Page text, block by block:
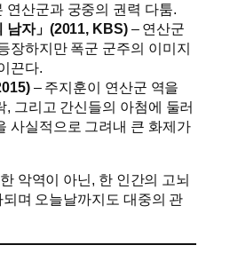
연산군과 궁중의 권력 다툼.
남자」(2011, KBS)– 연산군
장하지만 폭군 군주의 이미지
끈다.
– 주지훈이 연산군 역을
, 그리고 간신들의 아첨에 둘러
사실적으로 그려내 큰 화제가
악역이 아닌, 한 인간의 고뇌
며 오늘날까지도 대중의 관